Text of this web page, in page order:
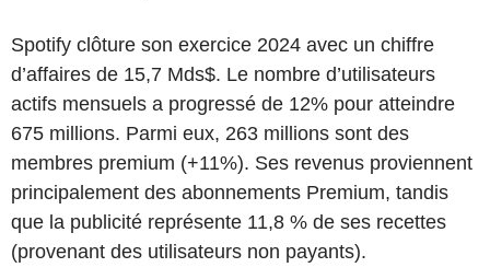
Spotify clôture son exercice 2024 avec un chiffre
d’affaires de 15,7 Mds$. Le nombre d’utilisateurs
actifs mensuels a progressé de 12% pour atteindre
675 millions. Parmi eux, 263 millions sont des
membres premium (+11%). Ses revenus proviennent
principalement des abonnements Premium, tandis
que la publicité représente 11,8 % de ses recettes
(provenant des utilisateurs non payants).